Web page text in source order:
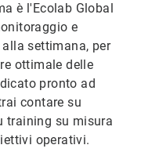
è l'Ecolab Global
e
settimana, per
ottimale delle
pronto ad
contare su
training su misura
operativi.